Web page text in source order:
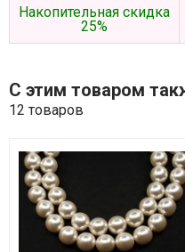
Накопительная скидка
25%
С этим товаром
12 товаров